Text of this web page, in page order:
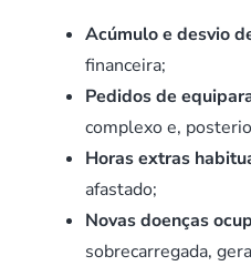
Acúmulo e desvio
financeira;
Pedidos de
complexo e,
Horas extras
afastado;
Novas doenças
sobrecarregada,